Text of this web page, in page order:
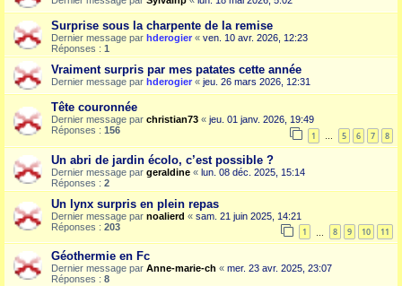
Surprise sous la charpente de la remise
Dernier message par hderogier « ven. 10 avr. 2026, 12:23
Réponses : 1
Vraiment surpris par mes patates cette année
Dernier message par hderogier « jeu. 26 mars 2026, 12:31
Tête couronnée
Dernier message par christian73 « jeu. 01 janv. 2026, 19:49
Réponses : 156 1 … 5 6 7 8
Un abri de jardin écolo, c’est possible ?
Dernier message par geraldine « lun. 08 déc. 2025, 15:14
Réponses : 2
Un lynx surpris en plein repas
Dernier message par noalierd « sam. 21 juin 2025, 14:21
Réponses : 203 1 8 9 10 11
Géothermie en Fc
Dernier message par Anne-marie-ch « mer. 23 avr. 2025, 23:07
Réponses : 8